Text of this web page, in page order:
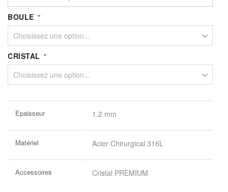
BOULE
CRISTAL
d’information
Epaisseur 1.2 mm
Matériel Acier Chirurgical 316L
Accessoires Cristal PREMIUM